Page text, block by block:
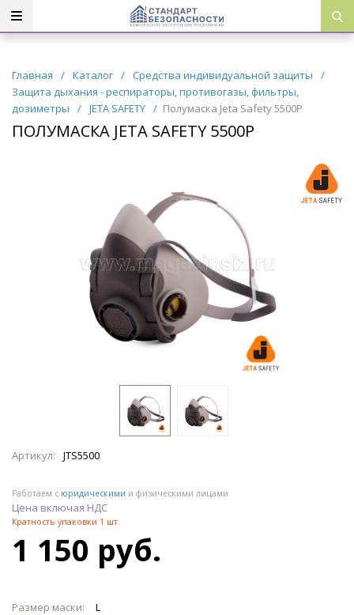
Главная / Каталог / Средства индивидуальной защиты
/
Защита дыхания - респираторы, противогазы, фильтры,
дозиметры
/ JETA SAFETY / Полумаска Jeta Safety 5500Р
ПОЛУМАСКА JETA SAFETY 5500Р
Артикул: JTS5500
Работаем с юридическими и физическими лицами
Цена включая НДС
Кратность упаковки 1 шт.
1 150 руб.
Размер маски:
L